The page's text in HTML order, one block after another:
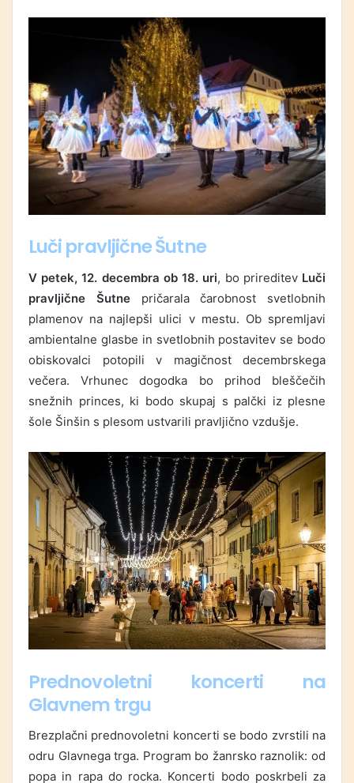
Luči pravljičneŠutne
V petek, 12. decembra ob 18. uri, bo prireditev Luči
pravljične Šutnepričarala čarobnost svetlobnih
plamenov na najlepši ulici v mestu. Ob spremljavi
ambientalne glasbe in svetlobnih postavitev se bodo
obiskovalci potopili v magičnost decembrskega
večera. Vrhunec dogodka bo prihod bleščečih
snežnih princes, ki bodo skupaj s palčki iz plesne
šole Šinšin s plesom ustvarili pravljično vzdušje.
Prednovoletni koncerti na
Glavnem trgu
Brezplačni prednovoletni koncerti se bodo zvrstili na
odru Glavnega trga. Program bo žanrsko raznolik: od
popa in rapa do rocka. Koncerti bodo poskrbeli za